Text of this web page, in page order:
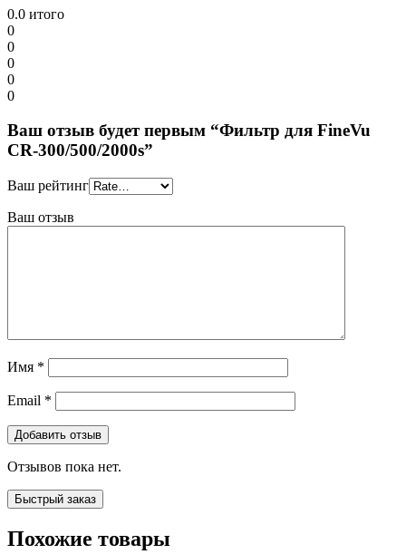
0.0 итого
0
0
0
0
0
Ваш отзыв будет первым “Фильтр для FineVu
CR-300/500/2000s”
Ваш рейтинг
Ваш отзыв
Имя *
Email *
Отзывов пока нет.
Быстрый заказ
Похожие товары